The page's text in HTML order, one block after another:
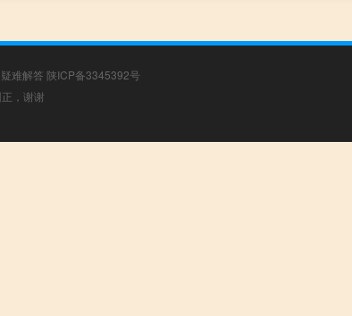
疑难解答 陕ICP备3345392号
，谢谢